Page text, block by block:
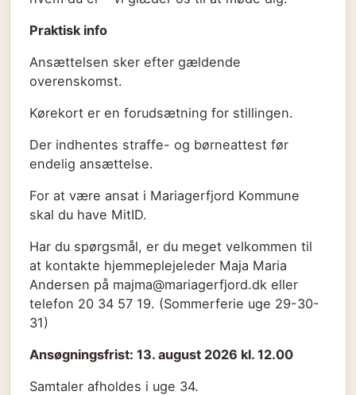
Praktisk info
Ansættelsen sker efter gældende
overenskomst.
Kørekort er en forudsætning for stillingen.
Der indhentes straffe- og børneattest før
endelig ansættelse.
For at være ansat i Mariagerfjord Kommune
skal du have MitID.
Har du spørgsmål, er du meget velkommen til
at kontakte hjemmeplejeleder Maja Maria
Andersen på majma@mariagerfjord.dk eller
telefon 20 34 57 19. (Sommerferie uge 29-30-
31)
Ansøgningsfrist: 13. august 2026 kl. 12.00
Samtaler afholdes i uge 34.